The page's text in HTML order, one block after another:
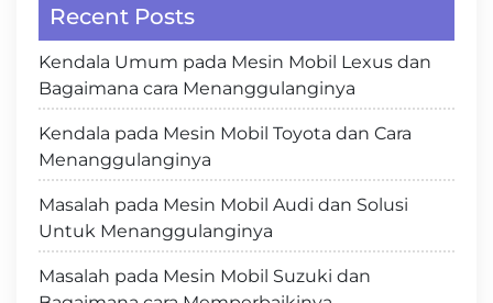
Recent Posts
Kendala Umum pada Mesin Mobil Lexus dan
Bagaimana cara Menanggulanginya
Kendala pada Mesin Mobil Toyota dan Cara
Menanggulanginya
Masalah pada Mesin Mobil Audi dan Solusi
Untuk Menanggulanginya
Masalah pada Mesin Mobil Suzuki dan